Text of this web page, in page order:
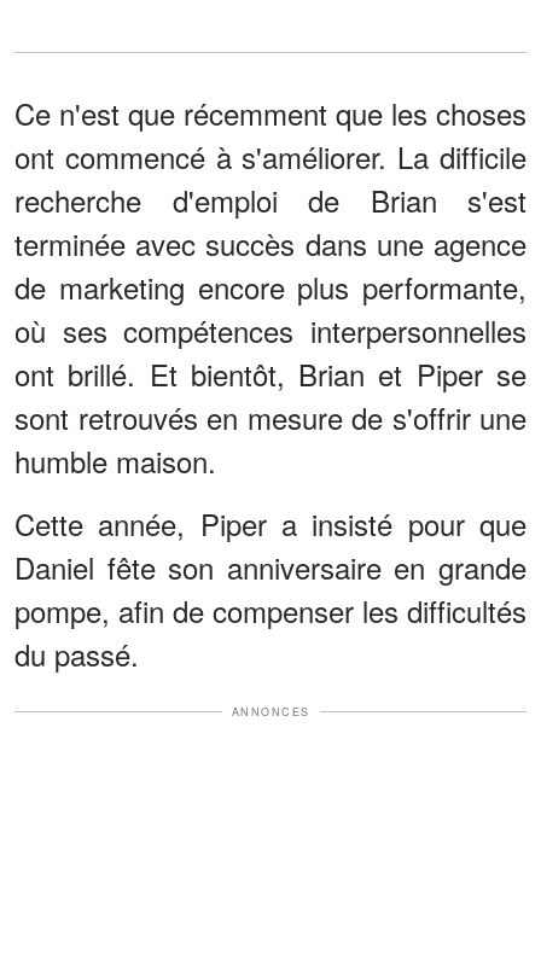
Ce n'est que récemment que les choses
ont commencé à s'améliorer. La difficile
recherche d'emploi de Brian s'est
terminée avec succès dans une agence
de marketing encore plus performante,
où ses compétences interpersonnelles
ont brillé. Et bientôt, Brian et Piper se
sont retrouvés en mesure de s'offrir une
humble maison.
Cette année, Piper a insisté pour que
Daniel fête son anniversaire en grande
pompe, afin de compenser les difficultés
du passé.
ANNONCES